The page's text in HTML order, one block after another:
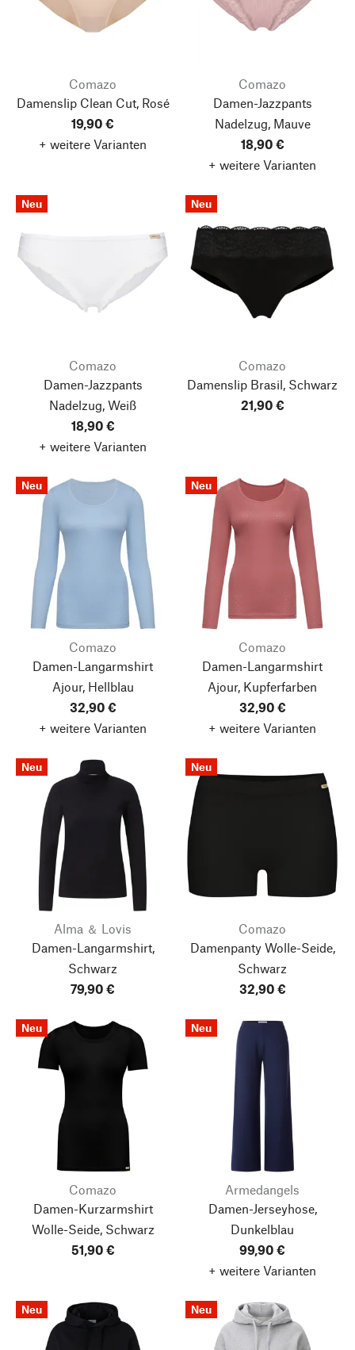
Comazo
Damenslip Clean Cut, Rosé
19,90 €
+ weitere Varianten
Comazo
Damen-Jazzpants
Nadelzug, Mauve
18,90 €
+ weitere Varianten
Neu
Comazo
Damen-Jazzpants
Nadelzug, Weiß
18,90 €
+ weitere Varianten
Neu
Comazo
Damenslip Brasil, Schwarz
21,90 €
Neu
Comazo
Damen-Langarmshirt
Ajour, Hellblau
32,90 €
+ weitere Varianten
Neu
Comazo
Damen-Langarmshirt
Ajour, Kupferfarben
32,90 €
+ weitere Varianten
Neu
Alma ＆ Lovis
Damen-Langarmshirt,
Schwarz
79,90 €
Neu
Comazo
Damenpanty Wolle-Seide,
Schwarz
32,90 €
Neu
Comazo
Damen-Kurzarmshirt
Wolle-Seide, Schwarz
51,90 €
Neu
Armedangels
Damen-Jerseyhose,
Dunkelblau
99,90 €
+ weitere Varianten
Neu Neu